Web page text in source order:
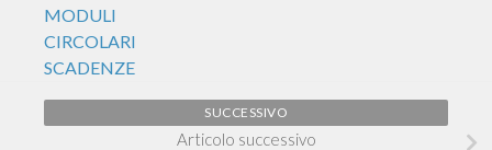
MODULI
CIRCOLARI
SCADENZE
SUCCESSIVO
Articolo successivo